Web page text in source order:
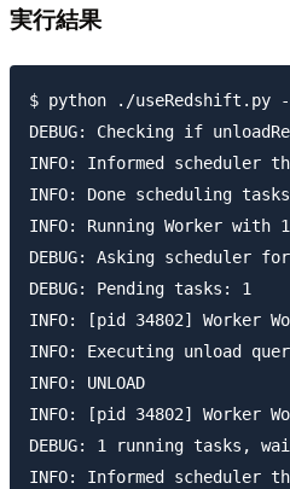
実行結果
$ python ./useRedshift.py
DEBUG: Checking if
INFO: Informed scheduler
INFO: Done scheduling tasks
INFO: Running Worker with
DEBUG: Asking scheduler
DEBUG: Pending tasks: 1
INFO: [pid 34802] Worker
INFO: Executing unload
INFO: UNLOAD
INFO: [pid 34802] Worker
DEBUG: 1 running tasks,
INFO: Informed scheduler